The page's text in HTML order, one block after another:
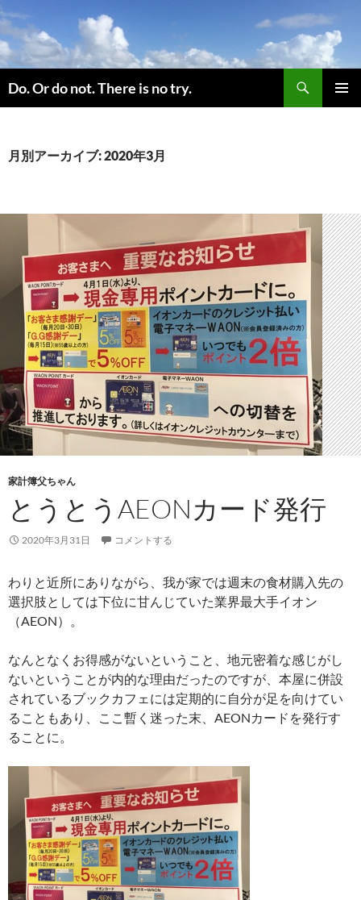
コ
ン
テ
ン
ツ
へ
ッ
Do. Or do not. There is no try.
索
月別アーカイブ: 2020年3月
家計簿父ちゃん
とうとうAEONカード発行
2020年3月31日 コメントする
わりと近所にありながら、我が家では週末の食材購入先の
選択肢としては下位に甘んじていた業界最大手イオン
（AEON）。
なんとなくお得感がないということ、地元密着な感じがし
ないということが内的な理由だったのですが、本屋に併設
されているブックカフェには定期的に自分が足を向けてい
ることもあり、ここ暫く迷った末、AEONカードを発行す
ることに。